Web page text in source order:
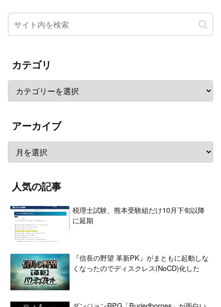
カテゴリ
アーカイブ
人気の記事
税理士試験、熊本受験組だけ10月下旬以降
に延期
『信長の野望 革新PK』がまともに起動しな
くなったのでディスクレス(NoCD)化した